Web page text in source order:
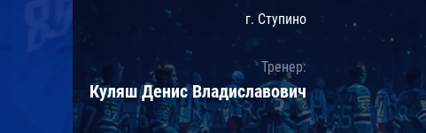
г. Ступино
Тренер:
Куляш Денис Владиславович